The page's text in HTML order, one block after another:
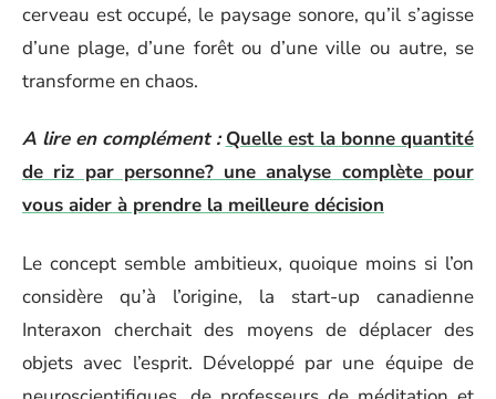
cerveau est occupé, le paysage sonore, qu’il s’agisse
d’une plage, d’une forêt ou d’une ville ou autre, se
transforme en chaos.
A lire en complément : Quelle est la bonne quantité
de riz par personne? une analyse complète pour
vous aider à prendre la meilleure décision
Le concept semble ambitieux, quoique moins si l’on
considère qu’à l’origine, la start-up canadienne
Interaxon cherchait des moyens de déplacer des
objets avec l’esprit. Développé par une équipe de